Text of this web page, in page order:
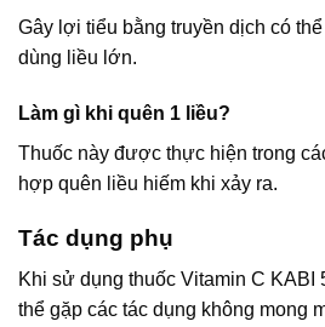
Gây lợi tiểu bằng truyền dịch có
dùng liều lớn.
Làm gì khi quên 1 liều?
Thuốc này được thực hiện trong
hợp quên liều hiếm khi xảy ra.
Tác dụng phụ
Khi sử dụng thuốc Vitamin C KABI
thể gặp các tác dụng không mong